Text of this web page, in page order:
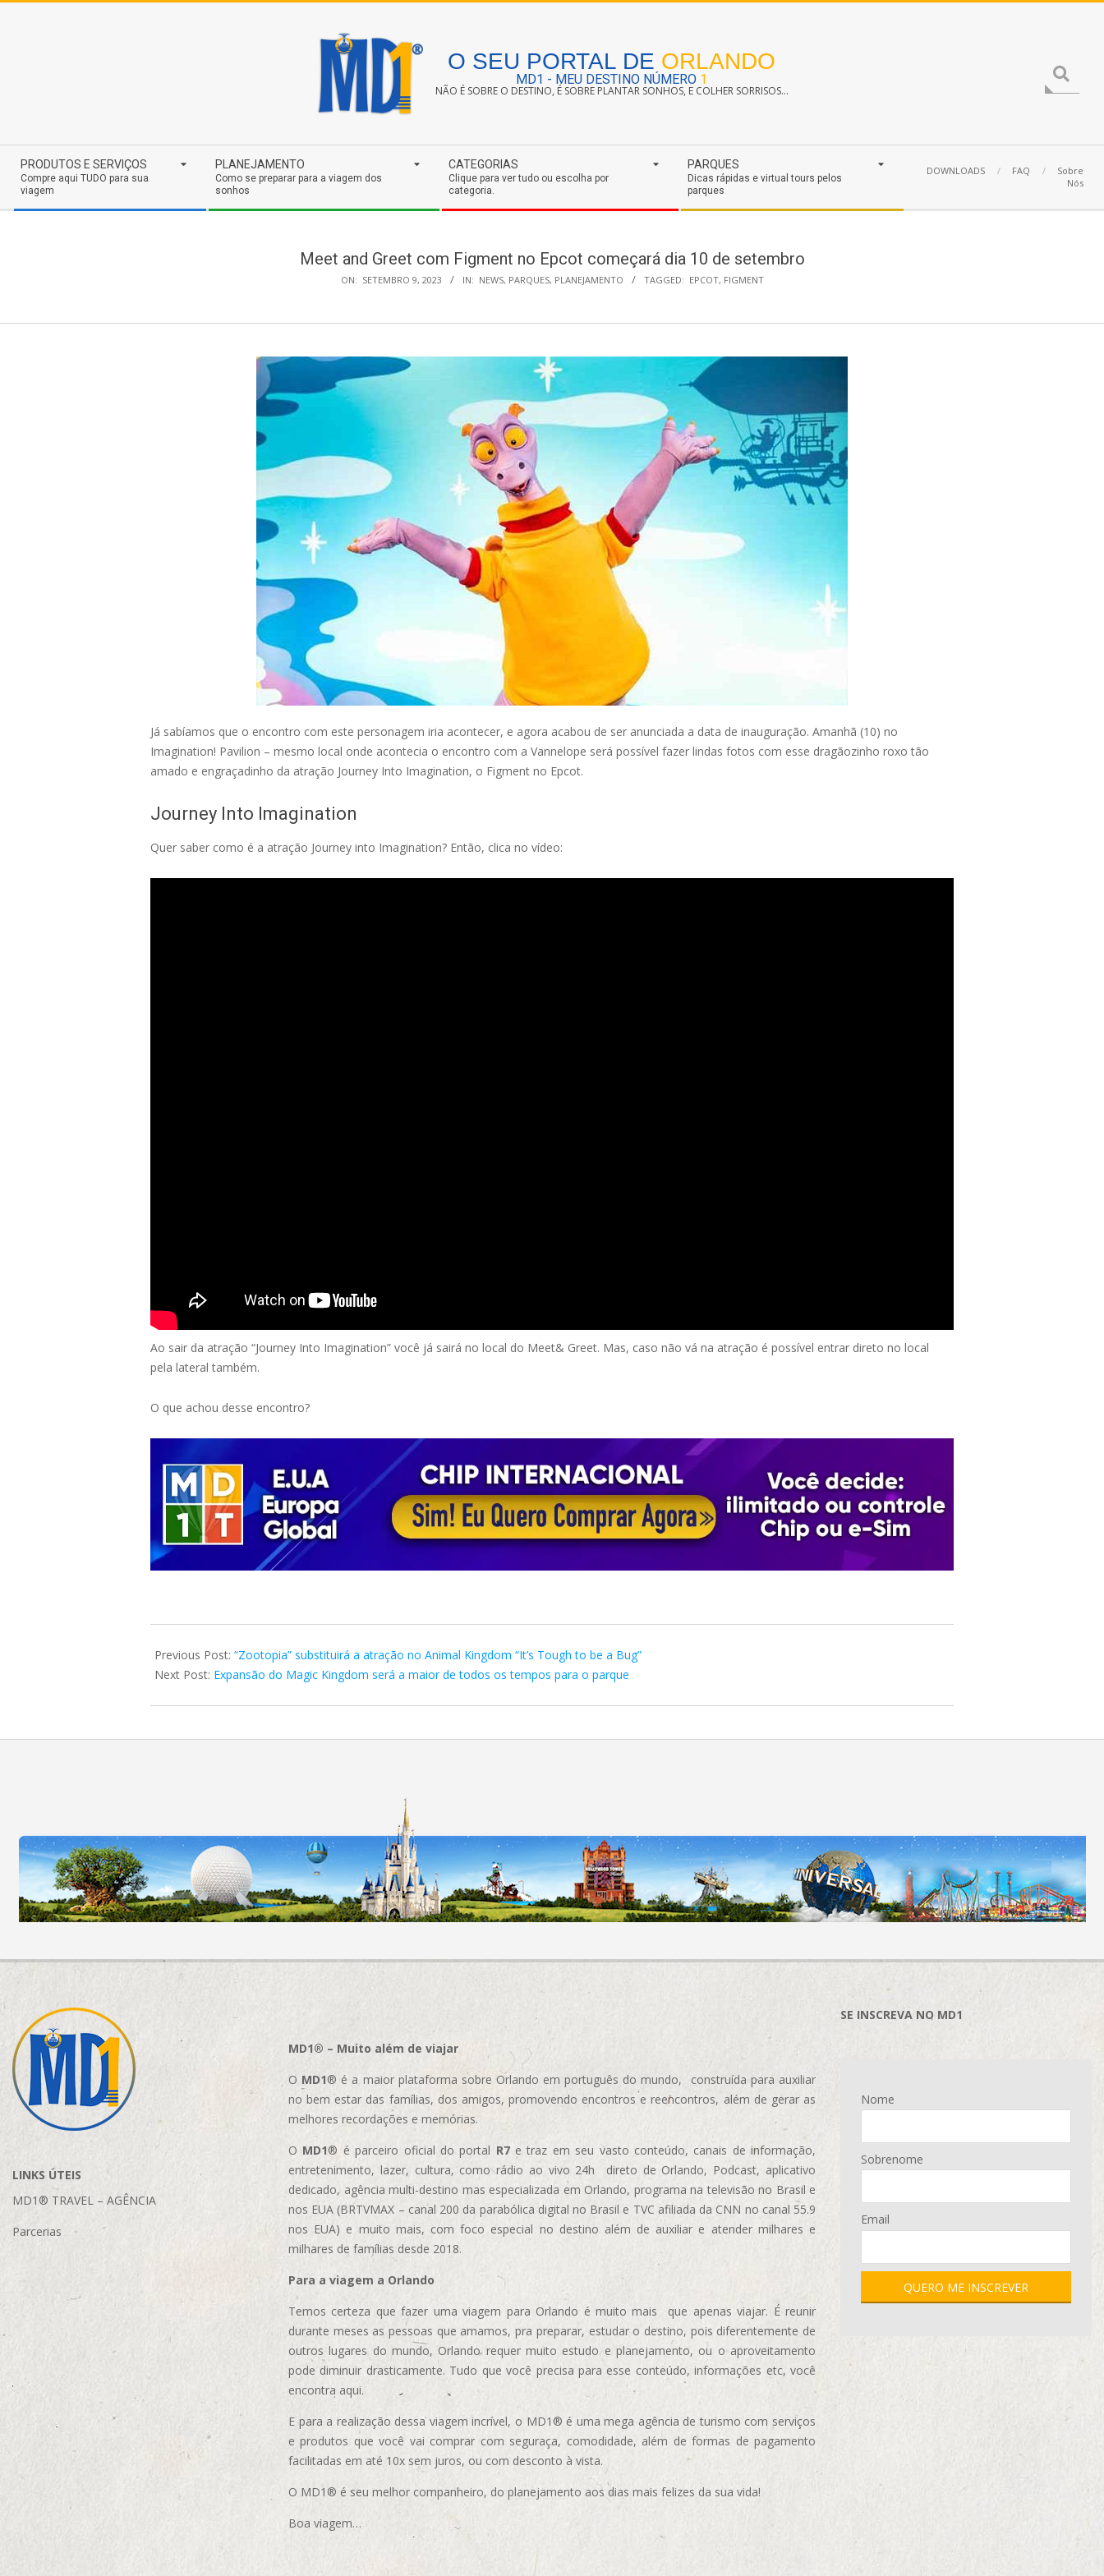
O SEU PORTAL DE ORLANDO
MD1 - MEU DESTINO NÚMERO 1
NÃO É SOBRE O DESTINO, É SOBRE PLANTAR SONHOS, E COLHER SORRISOS...
Navigation
Menu
PRODUTOS E SERVIÇOS
Compre aqui TUDO para sua
viagem
PLANEJAMENTO
Como se preparar para a viagem dos
sonhos
CATEGORIAS
Clique para ver tudo ou escolha por
categoria.
PARQUES
Dicas rápidas e virtual tours pelos
parques
DOWNLOADS FAQ
Sobre
Nós
Meet and Greet com Figment no Epcot começará dia 10 de setembro
ON: SETEMBRO 9, 2023 IN: NEWS, PARQUES, PLANEJAMENTO TAGGED: EPCOT, FIGMENT
Já sabíamos que o encontro com este personagem iria acontecer, e agora acabou de ser anunciada a data de inauguração. Amanhã (10) no
Imagination! Pavilion – mesmo local onde acontecia o encontro com a Vannelope será possível fazer lindas fotos com esse dragãozinho roxo tão
amado e engraçadinho da atração Journey Into Imagination, o Figment no Epcot.
Journey Into Imagination
Quer saber como é a atração Journey into Imagination? Então, clica no vídeo:
Ao sair da atração “Journey Into Imagination” você já sairá no local do Meet& Greet. Mas, caso não vá na atração é possível entrar direto no local
pela lateral também.
O que achou desse encontro?
09-
09
Previous Post: “Zootopia” substituirá a atração no Animal Kingdom “It’s Tough to be a Bug”
Next Post: Expansão do Magic Kingdom será a maior de todos os tempos para o parque
LINKS ÚTEIS
MD1® TRAVEL – AGÊNCIA
Parcerias
MD1® – Muito além de viajar
O MD1® é a maior plataforma sobre Orlando em português do mundo, construída para auxiliar
no bem estar das famílias, dos amigos, promovendo encontros e reencontros, além de gerar as
melhores recordações e memórias.
O MD1® é parceiro oficial do portal R7e traz em seu vasto conteúdo, canais de informação,
entretenimento, lazer, cultura, como rádio ao vivo 24h direto de Orlando, Podcast, aplicativo
dedicado, agência multi-destino mas especializada em Orlando, programa na televisão no Brasil e
nos EUA (BRTVMAX – canal 200 da parabólica digital no Brasil e TVC afiliada da CNN no canal 55.9
nos EUA) e muito mais, com foco especial no destino além de auxiliar e atender milhares e
milhares de famílias desde 2018.
Para a viagem a Orlando
Temos certeza que fazer uma viagem para Orlando é muito mais que apenas viajar. É reunir
durante meses as pessoas que amamos, pra preparar, estudar o destino, pois diferentemente de
outros lugares do mundo, Orlando requer muito estudo e planejamento, ou o aproveitamento
pode diminuir drasticamente. Tudo que você precisa para esse conteúdo, informações etc, você
encontra aqui.
E para a realização dessa viagem incrível, o MD1® é uma mega agência de turismo com serviços
e produtos que você vai comprar com seguraça, comodidade, além de formas de pagamento
facilitadas em até 10x sem juros, ou com desconto à vista.
O MD1® é seu melhor companheiro, do planejamento aos dias mais felizes da sua vida!
Boa viagem…
SE INSCREVA NO MD1
Nome
Sobrenome
Email